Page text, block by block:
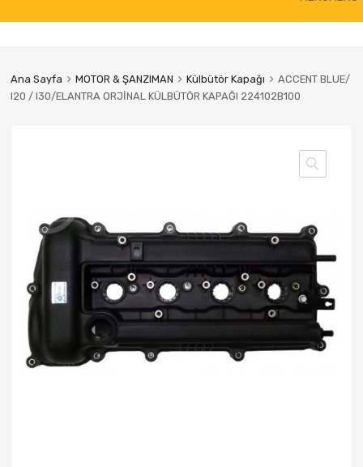
content
Ana Sayfa MOTOR & ŞANZIMAN Külbütör Kapağı
ACCENT BLUE/
I20 / I30/ELANTRA ORJİNAL KÜLBÜTÖR KAPAĞI 224102B100